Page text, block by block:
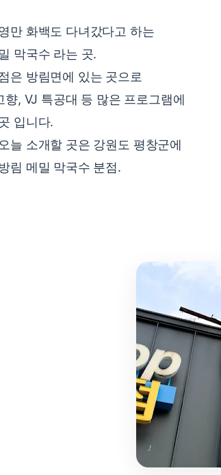
만 화백도 다녀갔다고 하는
막국수 라는 곳.
은 방림면에 있는 곳으로
향, VJ 특공대 등 많은 프로그램에
입니다.
늘 소개할 곳은 강원도 평창군에
림 메밀 막국수 분점.